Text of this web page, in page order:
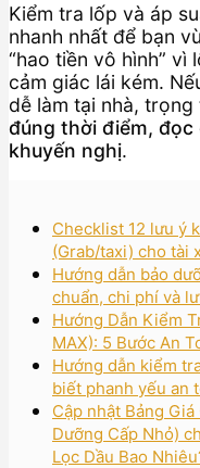
Kiểm tra lốp và áp
nhanh nhất để bạn
“hao tiền vô hình” vì
cảm giác lái kém.
dễ làm tại nhà,
đúng thời điểm, đọc
khuyến nghị.
Checklist 12 lưu ý
(Grab/taxi) cho tài
Hướng dẫn bảo
chuẩn, chi phí và
Hướng Dẫn Kiểm
MAX): 5 Bước An
Hướng dẫn kiểm
biết phanh yếu an
Cập nhật Bảng
Dưỡng Cấp Nhỏ)
Lọc Dầu Bao